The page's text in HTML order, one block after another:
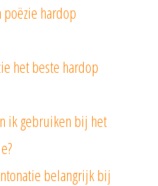
poëzie hardop
het beste hardop
ik gebruiken bij het
belangrijk bij